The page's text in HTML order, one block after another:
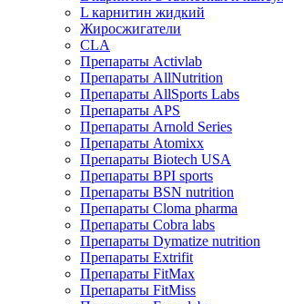
L карнитин жидкий
Жиросжигатели
CLA
Препараты Activlab
Препараты AllNutrition
Препараты AllSports Labs
Препараты APS
Препараты Arnold Series
Препараты Atomixx
Препараты Biotech USA
Препараты BPI sports
Препараты BSN nutrition
Препараты Cloma pharma
Препараты Cobra labs
Препараты Dymatize nutrition
Препараты Extrifit
Препараты FitMax
Препараты FitMiss